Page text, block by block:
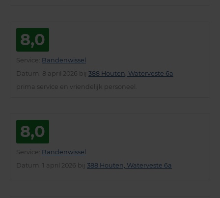
8,0
Service Bandenwissel
Datum : 8 april 2026 bij 388 Houten, Waterveste 6a
prima service en vriendelijk personeel.
8,0
Service Bandenwissel
Datum : 1 april 2026 bij 388 Houten, Waterveste 6a